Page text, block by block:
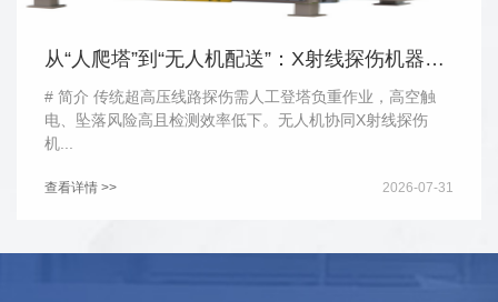
从“人爬塔”到“无人机配送”：X射线探伤机器人如何为超高压线路做“CT”
# 简介 传统超高压线路探伤需人工登塔负重作业，高空触
电、坠落风险高且检测效率低下。无人机协同X射线探伤
机...
查看详情 >> 2026-07-31